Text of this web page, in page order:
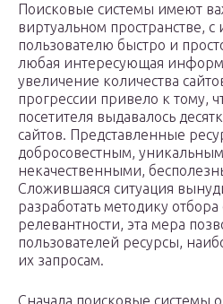
Поисковые системы имеют
виртуальном пространстве,
пользователю быстро и
любая интересующая
увеличение количества
прогрессии привело к тому,
посетителя выдавалось
сайтов. Представленные
добросовестным,
некачественными,
Сложившаяся ситуация
разработать методику
релевантности, эта мера
пользователей ресурсы,
их запросам.
Сначала поисковые системы